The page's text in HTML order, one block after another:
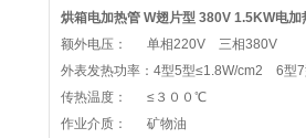
烘箱电加热管 W翅片型 380V 1.5KW电加
额外电压： 单相220V 三相380V
外表发热功率：4型5型≤1.8W/cm2 6型
传热温度： ≤３００℃
作业介质： 矿物油